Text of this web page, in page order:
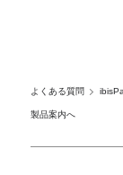
よくある質問
製品案内へ